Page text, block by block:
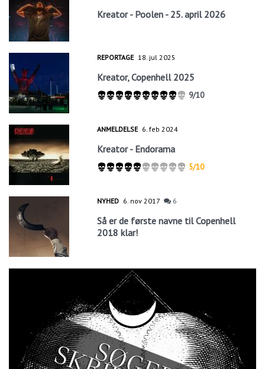
Kreator - Poolen - 25. april 2026
REPORTAGE 18. jul 2025
Kreator, Copenhell 2025
9/10
ANMELDELSE 6. feb 2024
Kreator - Endorama
5/10
NYHED 6. nov 2017 6
Så er de første navne til Copenhell
2018 klar!